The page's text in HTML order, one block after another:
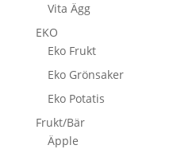
Vita Ägg
EKO
Eko Frukt
Eko Grönsaker
Eko Potatis
Frukt/Bär
Äpple